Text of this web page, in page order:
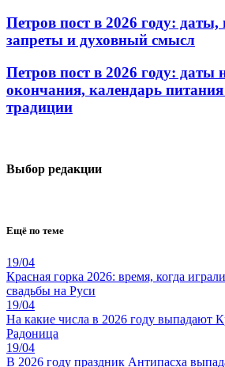
Петров пост в 2026 году:
запреты и духовный смысл
Петров пост в 2026 году: даты
окончания, календарь
традиции
Выбор редакции
Ещё по теме
19/04
Красная горка 2026: время, когда
свадьбы на Руси
19/04
На какие числа в 2026 году выпадают
Радоница
19/04
В 2026 году праздник Антипасха